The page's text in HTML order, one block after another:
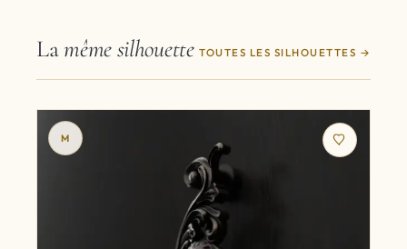
Lamême silhouette TOUTES LES SILHOUETTES
M